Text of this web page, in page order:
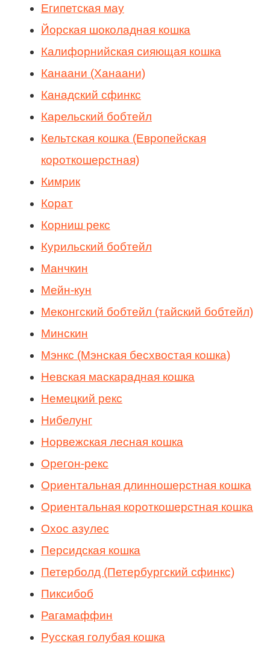
Египетская мау
Йорская шоколадная кошка
Калифорнийская сияющая кошка
Канаани (Ханаани)
Канадский сфинкс
Карельский бобтейл
Кельтская кошка (Европейская
короткошерстная)
Кимрик
Корат
Корниш рекс
Курильский бобтейл
Манчкин
Мейн-кун
Меконгский бобтейл (тайский бобтейл)
Минскин
Мэнкс (Мэнская бесхвостая кошка)
Невская маскарадная кошка
Немецкий рекс
Нибелунг
Норвежская лесная кошка
Орегон-рекс
Ориентальная длинношерстная кошка
Ориентальная короткошерстная кошка
Охос азулес
Персидская кошка
Петерболд (Петербургский сфинкс)
Пиксибоб
Рагамаффин
Русская голубая кошка